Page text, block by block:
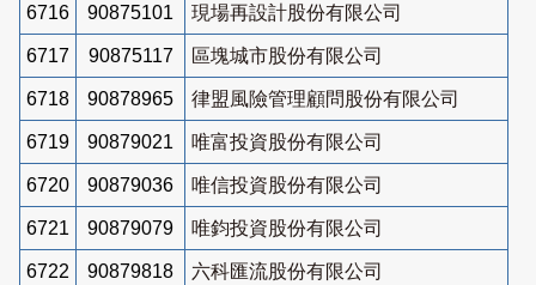
6716 90875101 現場再設計股份有限公司
6717 90875117 區塊城市股份有限公司
6718 90878965 律盟風險管理顧問股份有限公司
6719 90879021 唯富投資股份有限公司
6720 90879036 唯信投資股份有限公司
6721 90879079 唯鈞投資股份有限公司
6722 90879818 六科匯流股份有限公司